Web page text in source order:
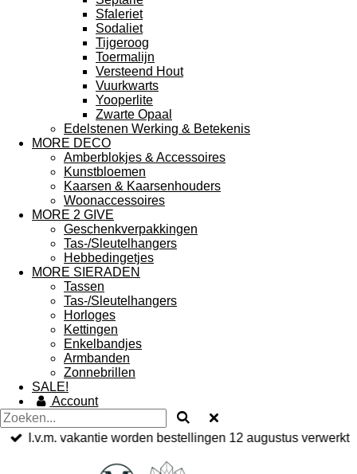
Sfaleriet
Sodaliet
Tijgeroog
Toermalijn
Versteend Hout
Vuurkwarts
Yooperlite
Zwarte Opaal
Edelstenen Werking & Betekenis
MORE DECO
Amberblokjes & Accessoires
Kunstbloemen
Kaarsen & Kaarsenhouders
Woonaccessoires
MORE 2 GIVE
Geschenkverpakkingen
Tas-/Sleutelhangers
Hebbedingetjes
MORE SIERADEN
Tassen
Tas-/Sleutelhangers
Horloges
Kettingen
Enkelbandjes
Armbanden
Zonnebrillen
SALE!
Account
I.v.m. vakantie worden bestellingen 12 augustus verwerkt